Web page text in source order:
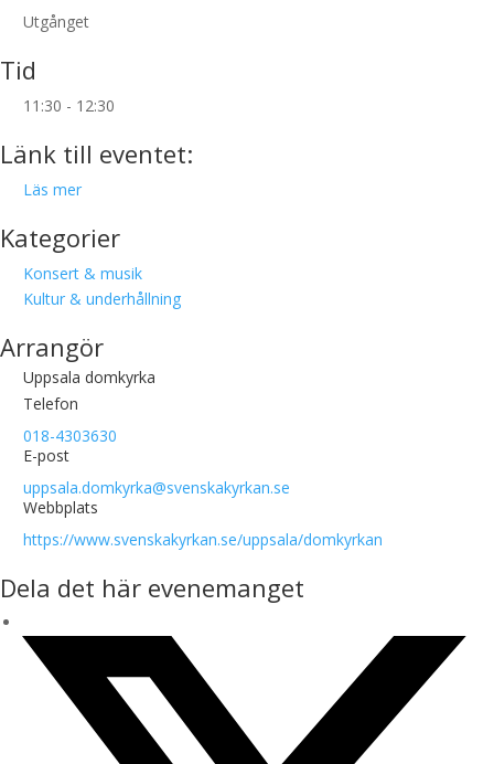
Utgånget
Tid
11:30 - 12:30
Länk till eventet:
Läs mer
Kategorier
Konsert & musik
Kultur & underhållning
Arrangör
Uppsala domkyrka
Telefon
018-4303630
E-post
uppsala.domkyrka@svenskakyrkan.se
Webbplats
https://www.svenskakyrkan.se/uppsala/domkyrkan
Dela det här evenemanget